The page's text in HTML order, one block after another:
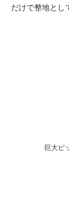
だけで整地とし
巨大ピ